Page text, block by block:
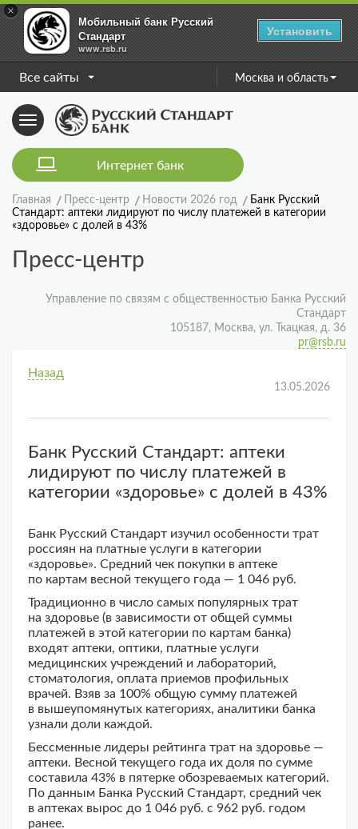
×
Мобильный банк Русский
Стандарт
www.rsb.ru
Установить
Все сайты Москва и область
Toggle
navigation
Интернет банк
Главная Пресс-центр Новости 2026 год
Банк Русский
Стандарт: аптеки лидируют по числу платежей в категории
«здоровье» с долей в 43%
Пресс-центр
Управление по связям с общественностью Банка Русский
Стандарт
105187, Москва, ул. Ткацкая, д. 36
pr@rsb.ru
Назад
13.05.2026
Банк Русский Стандарт: аптеки
лидируют по числу платежей в
категории «здоровье» с долей в 43%
Банк Русский Стандарт изучил особенности трат
россиян на платные услуги в категории
«здоровье». Средний чек покупки в аптеке
по картам весной текущего года — 1 046 руб.
Традиционно в число самых популярных трат
на здоровье (в зависимости от общей суммы
платежей в этой категории по картам банка)
входят аптеки, оптики, платные услуги
медицинских учреждений и лабораторий,
стоматология, оплата приемов профильных
врачей. Взяв за 100% общую сумму платежей
в вышеупомянутых категориях, аналитики банка
узнали доли каждой.
Бессменные лидеры рейтинга трат на здоровье —
аптеки. Весной текущего года их доля по сумме
составила 43% в пятерке обозреваемых категорий.
По данным Банка Русский Стандарт, средний чек
в аптеках вырос до 1 046 руб. с 962 руб. годом
ранее.